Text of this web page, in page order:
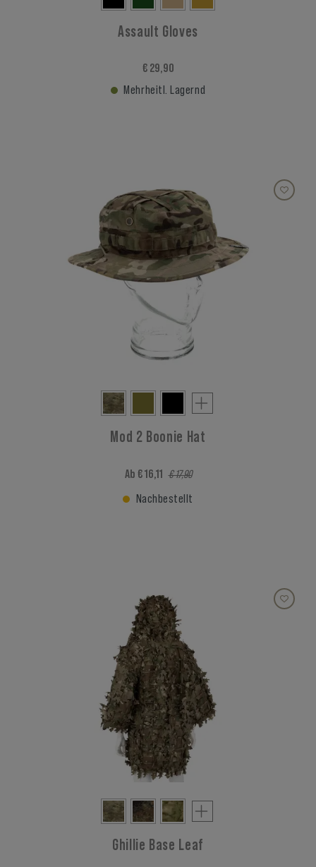
Assault Gloves
€ 29,90
Mehrheitl. Lagernd
Mod 2 Boonie Hat
Ab € 16,11 € 17,90
Nachbestellt
Ghillie Base Leaf